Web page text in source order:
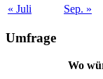
« Juli
Sep. »
Umfrage
Wo